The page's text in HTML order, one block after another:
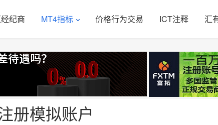
纪商 MT4指标 价格行为交易 ICT注释 汇
册模拟账户